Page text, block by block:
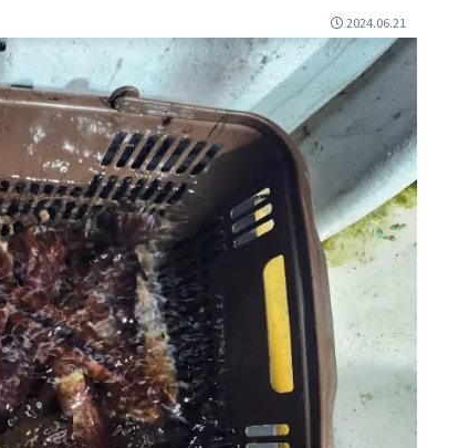
2024.06.21